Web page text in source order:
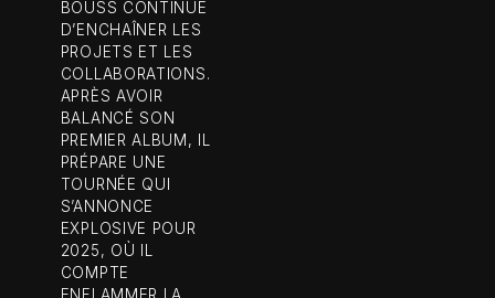
BOUSS CONTINUE
D’ENCHAÎNER LES
PROJETS ET LES
COLLABORATIONS.
APRÈS AVOIR
BALANCÉ SON
PREMIER ALBUM, IL
PRÉPARE UNE
TOURNÉE QUI
S’ANNONCE
EXPLOSIVE POUR
2025, OÙ IL
COMPTE